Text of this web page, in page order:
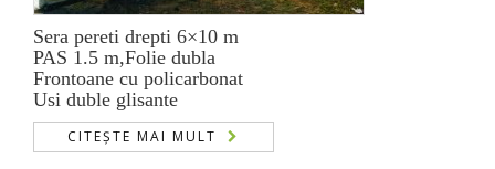
Sera pereti drepti 6×10 m
PAS 1.5 m,Folie dubla
Frontoane cu policarbonat
Usi duble glisante
CITEȘTE MAI MULT